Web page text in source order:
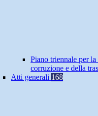
Piano triennale per
corruzione e della
Atti generali 168